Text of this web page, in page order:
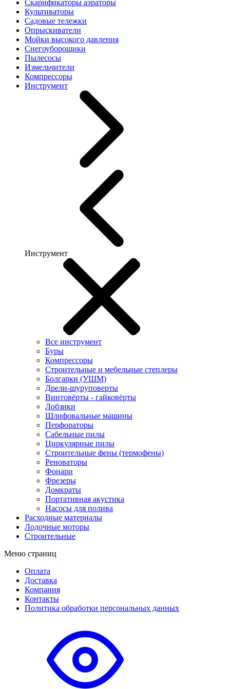
Скарификаторы аэраторы
Культиваторы
Садовые тележки
Опрыскиватели
Мойки высокого давления
Снегоуборощики
Пылесосы
Измельчители
Компрессоры
Инструмент
Инструмент
Все инструмент
Буры
Компрессоры
Строительные и мебельные степлеры
Болгарки (УШМ)
Дрели-шуруповерты
Винтовёрты - гайковёрты
Лобзики
Шлифовальные машины
Перфораторы
Сабельные пилы
Циркулярные пилы
Строительные фены (термофены)
Реноваторы
Фонари
Фрезеры
Домкраты
Портативная акустика
Насосы для полива
Расходные материалы
Лодочные моторы
Строительные
Меню страниц
Оплата
Доставка
Компания
Контакты
Политика обработки персональных данных